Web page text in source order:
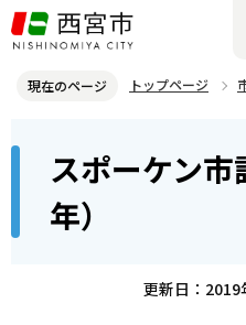
こ
の
ジ
頭
現在のページ トップページ
姉妹都市 スポーケン市（アメリカ
スポーケン
年）
更新日：2019